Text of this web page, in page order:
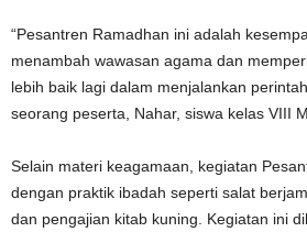
“Pesantren Ramadhan ini adalah
menambah wawasan agama dan
lebih baik lagi dalam menjalankan
seorang peserta, Nahar, siswa kelas VIII
Selain materi keagamaan, kegiatan
dengan praktik ibadah seperti salat
dan pengajian kitab kuning. Kegiatan ini